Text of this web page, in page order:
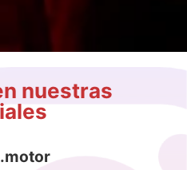
nuestras